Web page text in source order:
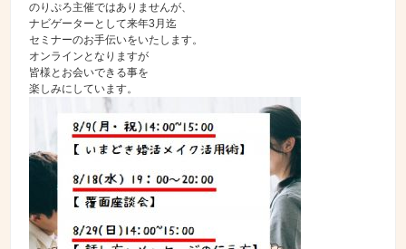
のりぷろ主催ではありませんが、
ナビゲーターとして来年3月迄
セミナーのお手伝いをいたします。
オンラインとなりますが
皆様とお会いできる事を
楽しみにしています。